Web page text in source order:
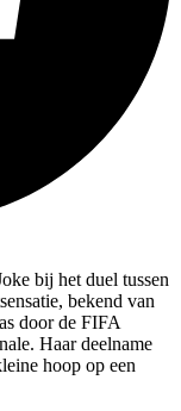
bij het duel tussen
bekend van
door de FIFA
Haar deelname
hoop op een